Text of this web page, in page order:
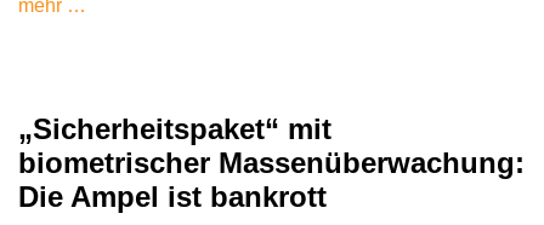
mehr …
„Sicherheitspaket“ mit
biometrischer Massenüberwachung:
Die Ampel ist bankrott